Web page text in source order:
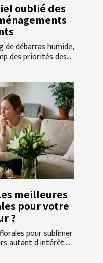
oublié des
de débarras humide,
des priorités des...
meilleures
pour votre
?
pour sublimer
autant d'intérêt....